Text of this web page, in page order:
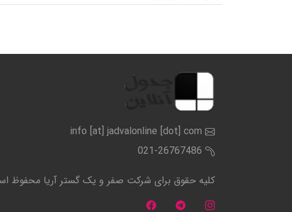
info [at] jadvalonline [dot] com
021-26767486
کلیه حقوق برای شرکت صفر و یک گستر آریا محفوظ